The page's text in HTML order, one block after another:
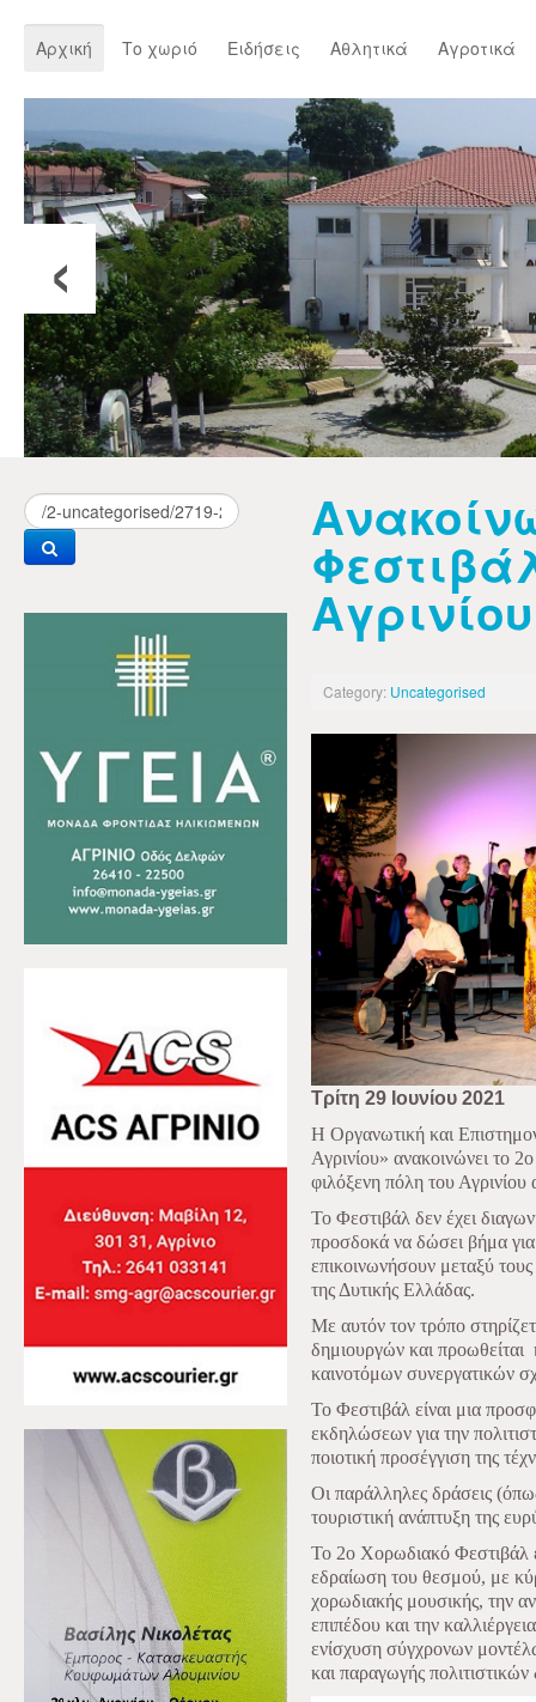
Αρχική Το χωριό Ειδήσεις Αθλητικά Αγροτικά
‹
Category: Uncategorised
Τρίτη 29 Ιουνίου 2021
Η Οργανωτική και
Αγρινίου» ανακοινώνει το
φιλόξενη πόλη του
Το Φεστιβάλ δεν έχει
προσδοκά να δώσει βήμα
επικοινωνήσουν μεταξύ
της Δυτικής Ελλάδας.
Με αυτόν τον τρόπο
δημιουργών και προωθείται
καινοτόμων συνεργατικών
Το Φεστιβάλ είναι μια
εκδηλώσεων για την
ποιοτική προσέγγιση της
Οι παράλληλες δράσεις
τουριστική ανάπτυξη της
Το 2ο Χορωδιακό Φεστιβάλ
εδραίωση του θεσμού, με
χορωδιακής μουσικής, την
επιπέδου και την
ενίσχυση σύγχρονων
και παραγωγής